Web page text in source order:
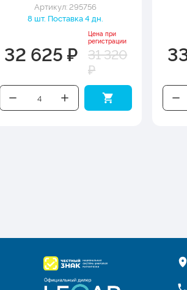
Артикул: 295756
8 шт. Поставка 4 дн.
32 625 ₽
Цена при
регистрации
31 320
₽